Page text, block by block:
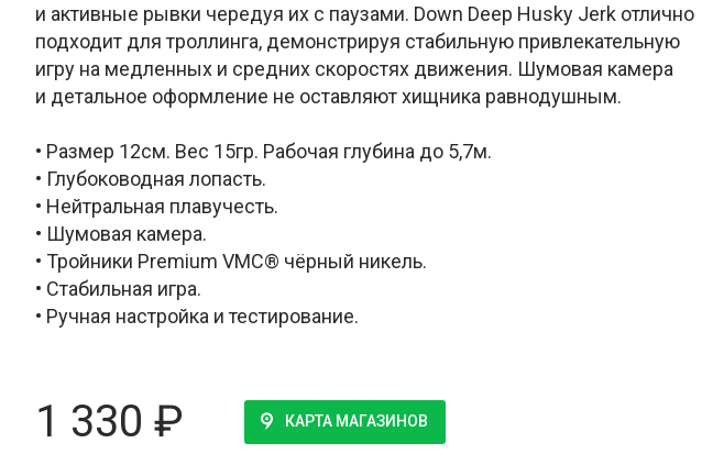
и активные рывки чередуя их с паузами. Down Deep Husky Jerk отлично
подходит для троллинга, демонстрируя стабильную привлекательную
игру на медленных и средних скоростях движения. Шумовая камера
и детальное оформление не оставляют хищника равнодушным.
• Размер 12см. Вес 15гр. Рабочая глубина до 5,7м.
• Глубоководная лопасть.
• Нейтральная плавучесть.
• Шумовая камера.
• Тройники Premium VMC® чёрный никель.
• Стабильная игра.
• Ручная настройка и тестирование.
1 330 ₽ КАРТА МАГАЗИНОВ